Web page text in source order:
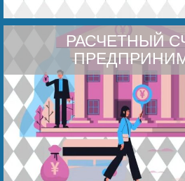
РАСЧЕТНЫЙ